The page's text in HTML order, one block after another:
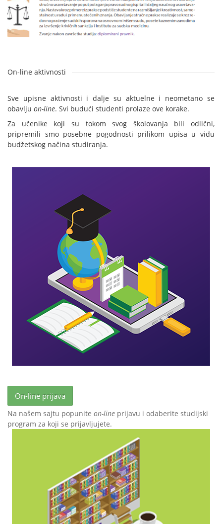
On-line aktivnosti
Sve upisne aktivnosti i dalje su aktuelne i neometano se
obavlju on-line. Svi budući studenti prolaze ove korake.
Za učenike koji su tokom svog školovanja bili odlični,
pripremili smo posebne pogodnosti prilikom upisa u vidu
budžetskog načina studiranja.
On-line prijava
Na našem sajtu popunite on-line prijavu i odaberite studijski
program za koji se prijavljujete.